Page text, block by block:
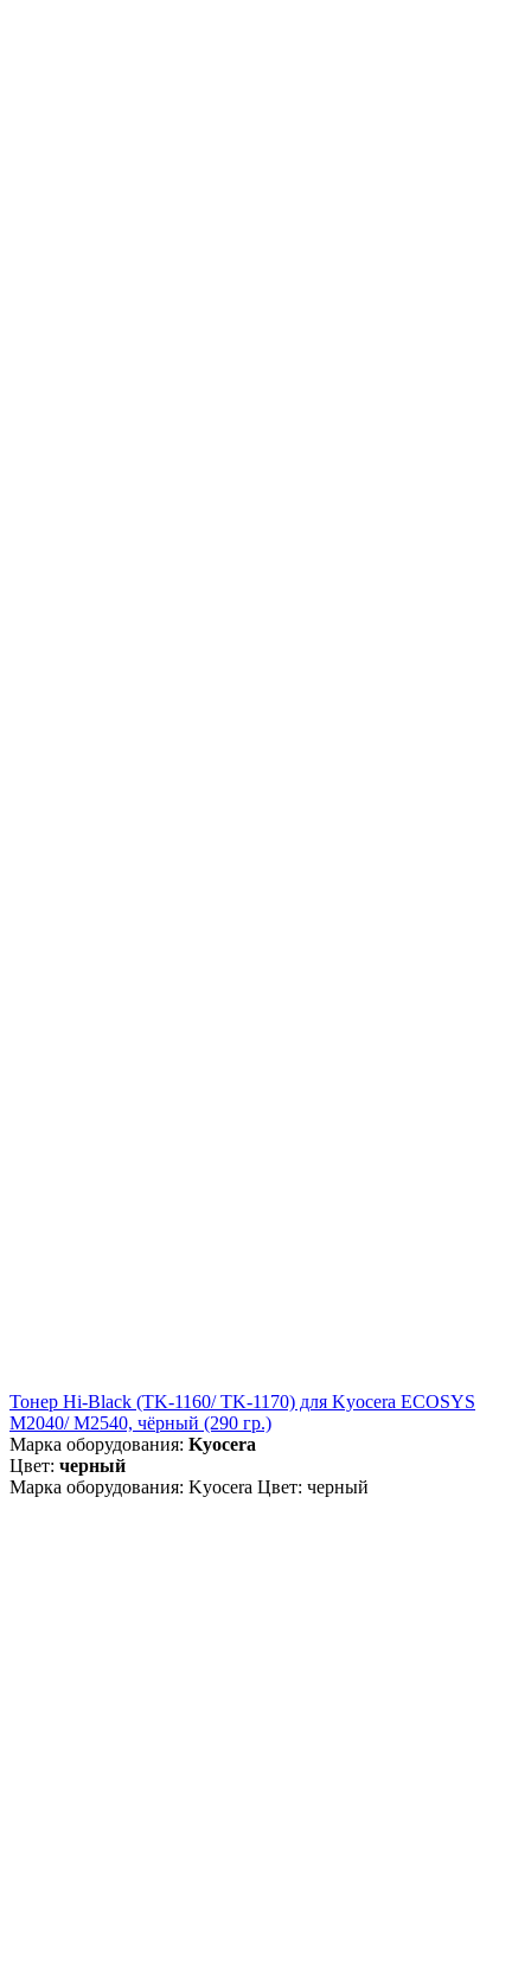
Тонер Hi-Black (TK-1160/ TK-1170) для Kyocera ECOSYS
M2040/ M2540, чёрный (290 гр.)
Марка оборудования: Kyocera
Цвет: черный
Марка оборудования: Kyocera Цвет: черный